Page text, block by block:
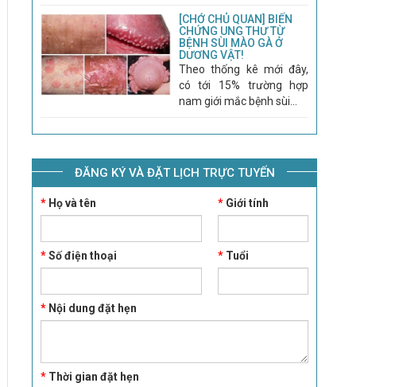
[CHỚ CHỦ QUAN] BIẾN
CHỨNG UNG THƯ TỪ
BỆNH SÙI MÀO GÀ Ở
DƯƠNG VẬT!
Theo thống kê mới đây,
có tới 15% trường hợp
nam giới mắc bệnh sùi...
ĐĂNG KÝ VÀ ĐẶT LỊCH TRỰC TUYẾN
*Họ và tên *Giới tính
*Số điện thoại *Tuổi
*Nội dung đặt hẹn
*Thời gian đặt hẹn